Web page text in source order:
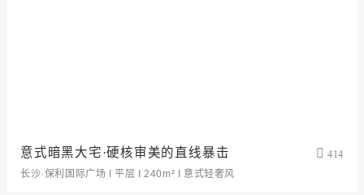
意式暗黑大宅·硬核审美的直线暴击
414
长沙·保利国际广场 I 平层 I 240m² I 意式轻奢风